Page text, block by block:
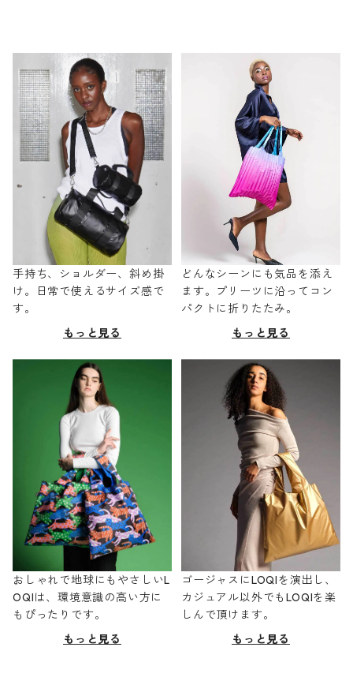
手持ち、ショルダー、斜め掛
け。日常で使えるサイズ感で
す。
もっと見る
どんなシーンにも気品を添え
ます。プリーツに沿ってコン
パクトに折りたたみ。
もっと見る
おしゃれで地球にもやさしいL
OQIは、環境意識の高い方に
もぴったりです。
もっと見る
ゴージャスにLOQIを演出し、
カジュアル以外でもLOQIを楽
しんで頂けます。
もっと見る